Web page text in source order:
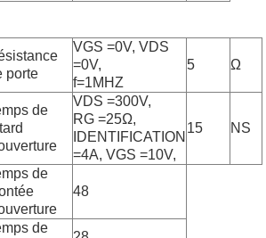
porte
VGS =0V, VDS
=0V,
f=1MHZ
5 Ω
de
VDS =300V,
RG =25Ω,
IDENTIFICATION
=4A, VGS =10V,
15 NS
de
48
de